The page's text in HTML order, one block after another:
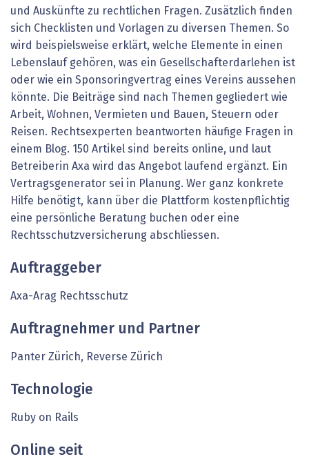
und Auskünfte zu rechtlichen Fragen. Zusätzlich finden
sich Checklisten und Vorlagen zu diversen Themen. So
wird beispielsweise erklärt, welche Elemente in einen
Lebenslauf gehören, was ein Gesellschafter­darlehen ist
oder wie ein Sponsoringvertrag eines Vereins aussehen
könnte. Die Beiträge sind nach Themen gegliedert wie
Arbeit, Wohnen, Vermieten und Bauen, Steuern oder
Reisen. Rechtsexperten beantworten häufige Fragen in
einem Blog. 150 Artikel sind bereits online, und laut
Betreiberin Axa wird das Angebot laufend ergänzt. Ein
Vertragsgenerator sei in Planung. Wer ganz konkrete
Hilfe benötigt, kann über die Plattform kostenpflichtig
eine persönliche Beratung buchen oder eine
Rechtsschutzversicherung abschliessen.
Auftraggeber
Axa-Arag Rechtsschutz
Auftragnehmer und Partner
Panter Zürich, Reverse Zürich
Technologie
Ruby on Rails
Online seit